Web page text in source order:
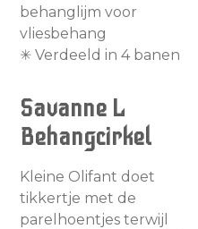
behanglijm voor
vliesbehang
✳︎ Verdeeld in 4 banen
Savanne L
Behangcirkel
Kleine Olifant doet
tikkertje met de
parelhoentjes terwijl